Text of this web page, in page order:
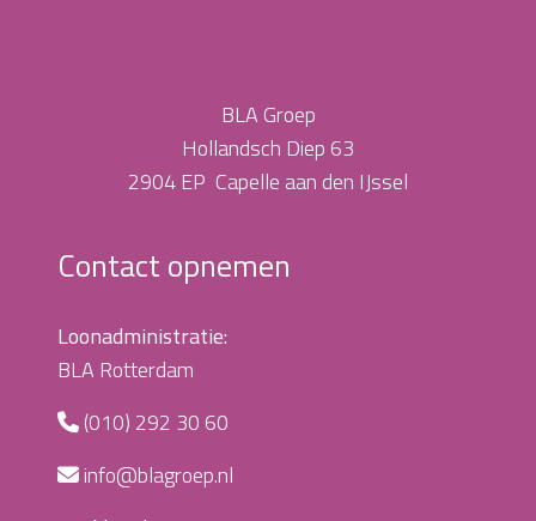
BLA Groep
Hollandsch Diep 63
2904 EP Capelle aan den IJssel
Contact opnemen
Loonadministratie:
BLA Rotterdam
(010) 292 30 60
info@blagroep.nl